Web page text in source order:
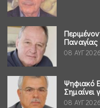
Παναγίας
08 ΑΥΓ 2026
Ψηφιακό
Σημαίνει
08 ΑΥΓ 2026